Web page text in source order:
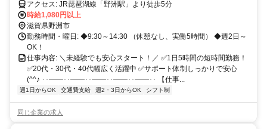
アクセス: JR琵琶湖線「野洲駅」より徒歩5分
時給1,080円以上
滋賀県野洲市
勤務時間・曜日: ◆9:30～14:30 （休憩なし、実働5時間） ◆週2日～
OK！
仕事内容: ＼未経験でも安心スタート！／ ✅1日5時間の短時間勤務！
✅20代・30代・40代幅広く活躍中 ✅サポート体制しっかりで安心
(^^♪ ･･━━･･━━･･━━･･━━･･━━･･ 【仕事...
週1日からOK 交通費支給 週2・3日からOK シフト制
同じ企業の求人